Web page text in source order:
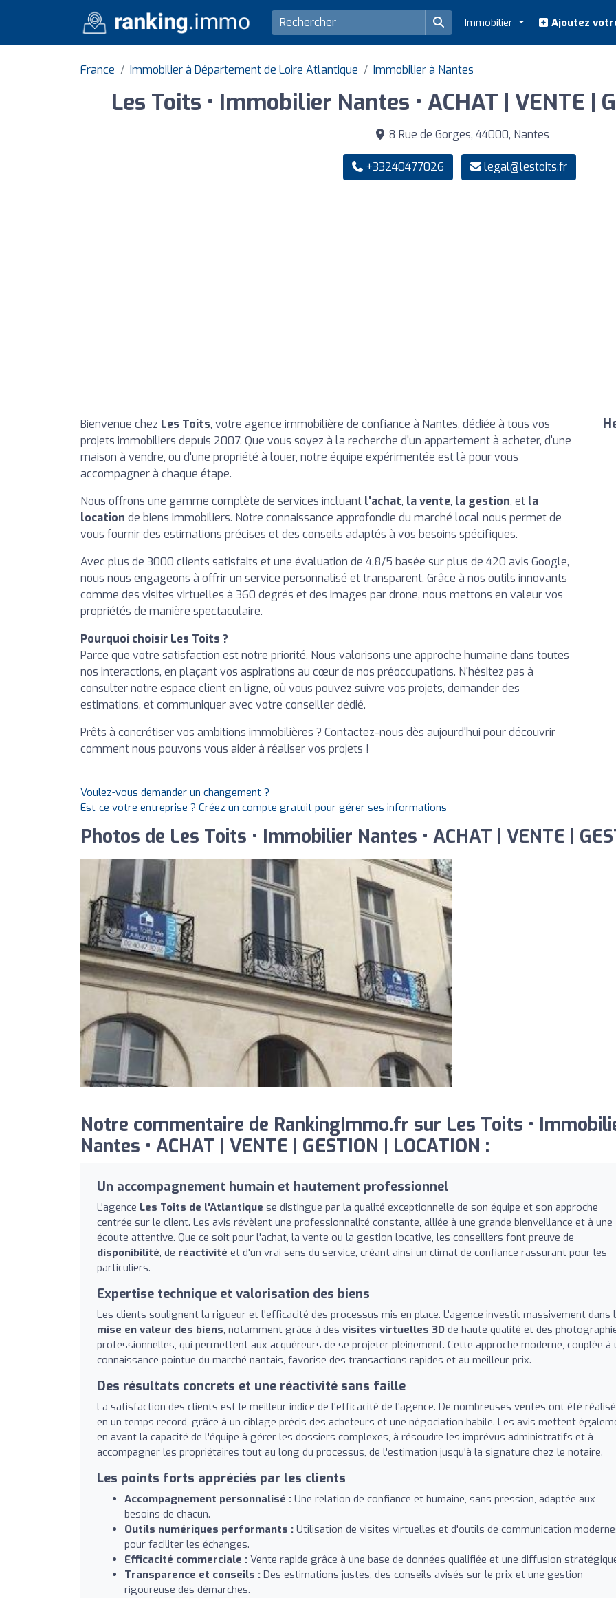
Immobilier Ajoutez
France Immobilier à Département de Loire Atlantique Immobilier à Nantes
Les Toits • Immobilier Nantes • ACHAT | VENTE |
8 Rue de Gorges, 44000, Nantes
+33240477026 legal@lestoits.fr
Bienvenue chez Les Toits, votre agence immobilière de confiance à Nantes, dédiée à tous vos
projets immobiliers depuis 2007. Que vous soyez à la recherche d'un appartement à acheter, d'une
maison à vendre, ou d'une propriété à louer, notre équipe expérimentée est là pour vous
accompagner à chaque étape.
Nous offrons une gamme complète de services incluant l'achat, la vente, la gestion, et la
location de biens immobiliers. Notre connaissance approfondie du marché local nous permet de
vous fournir des estimations précises et des conseils adaptés à vos besoins spécifiques.
Avec plus de 3000 clients satisfaits et une évaluation de 4,8/5 basée sur plus de 420 avis Google,
nous nous engageons à offrir un service personnalisé et transparent. Grâce à nos outils innovants
comme des visites virtuelles à 360 degrés et des images par drone, nous mettons en valeur vos
propriétés de manière spectaculaire.
Pourquoi choisir Les Toits ?
Parce que votre satisfaction est notre priorité. Nous valorisons une approche humaine dans toutes
nos interactions, en plaçant vos aspirations au cœur de nos préoccupations. N'hésitez pas à
consulter notre espace client en ligne, où vous pouvez suivre vos projets, demander des
estimations, et communiquer avec votre conseiller dédié.
Prêts à concrétiser vos ambitions immobilières ? Contactez-nous dès aujourd'hui pour découvrir
comment nous pouvons vous aider à réaliser vos projets !
Voulez-vous demander un changement ?
Est-ce votre entreprise ? Créez un compte gratuit pour gérer ses informations
Photos de Les Toits • Immobilier Nantes • ACHAT | VENTE |
Notre commentaire de RankingImmo.fr sur Les Toits •
Nantes • ACHAT | VENTE | GESTION | LOCATION :
Un accompagnement humain et hautement professionnel
L'agence Les Toits de l'Atlantique se distingue par la qualité exceptionnelle de son équipe et son approche
centrée sur le client. Les avis révèlent une professionnalité constante, alliée à une grande bienveillance et à une
écoute attentive. Que ce soit pour l'achat, la vente ou la gestion locative, les conseillers font preuve de
disponibilité, de réactivité et d'un vrai sens du service, créant ainsi un climat de confiance rassurant pour les
particuliers.
Expertise technique et valorisation des biens
Les clients soulignent la rigueur et l'efficacité des processus mis en place. L'agence investit massivement dans
mise en valeur des biens, notamment grâce à des visites virtuelles 3D de haute qualité et des
professionnelles, qui permettent aux acquéreurs de se projeter pleinement. Cette approche moderne, couplée à
connaissance pointue du marché nantais, favorise des transactions rapides et au meilleur prix.
Des résultats concrets et une réactivité sans faille
La satisfaction des clients est le meilleur indice de l'efficacité de l'agence. De nombreuses ventes ont été
en un temps record, grâce à un ciblage précis des acheteurs et une négociation habile. Les avis mettent
en avant la capacité de l'équipe à gérer les dossiers complexes, à résoudre les imprévus administratifs et à
accompagner les propriétaires tout au long du processus, de l'estimation jusqu'à la signature chez le notaire.
Les points forts appréciés par les clients
Accompagnement personnalisé : Une relation de confiance et humaine, sans pression, adaptée aux
besoins de chacun.
Outils numériques performants : Utilisation de visites virtuelles et d'outils de communication
pour faciliter les échanges.
Efficacité commerciale : Vente rapide grâce à une base de données qualifiée et une diffusion
Transparence et conseils : Des estimations justes, des conseils avisés sur le prix et une gestion
rigoureuse des démarches.